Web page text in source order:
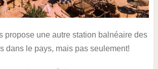
propose une autre station balnéaire des
dans le pays, mais pas seulement!